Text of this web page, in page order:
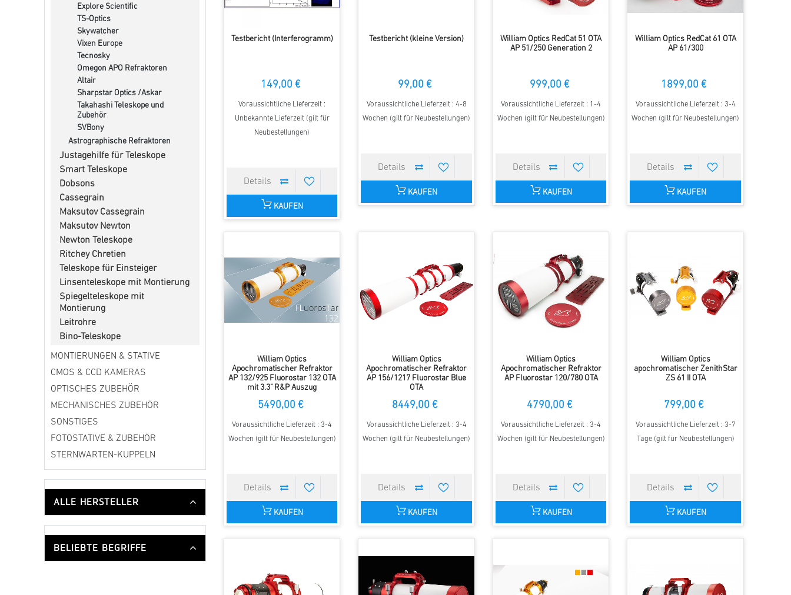
Explore Scientific
TS-Optics
Skywatcher
Vixen Europe
Tecnosky
Omegon APO Refraktoren
Altair
Sharpstar Optics /Askar
Takahashi Teleskope und
Zubehör
SVBony
Astrographische Refraktoren
Justagehilfe für Teleskope
Smart Teleskope
Dobsons
Cassegrain
Maksutov Cassegrain
Maksutov Newton
Newton Teleskope
Ritchey Chretien
Teleskope für Einsteiger
Linsenteleskope mit Montierung
Spiegelteleskope mit
Montierung
Leitrohre
Bino-Teleskope
MONTIERUNGEN & STATIVE
CMOS & CCD KAMERAS
OPTISCHES ZUBEHÖR
MECHANISCHES ZUBEHÖR
SONSTIGES
FOTOSTATIVE & ZUBEHÖR
STERNWARTEN-KUPPELN
ALLE HERSTELLER
BELIEBTE BEGRIFFE
Testbericht (Interferogramm)
149,00 €
Voraussichtliche Lieferzeit :
Unbekannte Lieferzeit (gilt für
Neubestellungen)
KAUFEN
Testbericht (kleine Version)
99,00 €
Voraussichtliche Lieferzeit : 4-8
Wochen (gilt für Neubestellungen)
KAUFEN
William Optics RedCat 51 OTA
AP 51/250 Generation 2
999,00 €
Voraussichtliche Lieferzeit : 1-4
Wochen (gilt für Neubestellungen)
KAUFEN
William Optics RedCat 61 OTA
AP 61/300
1899,00 €
Voraussichtliche Lieferzeit : 3-4
Wochen (gilt für Neubestellungen)
KAUFEN
William Optics
Apochromatischer Refraktor
AP 132/925 Fluorostar 132 OTA
mit 3.3" R&P Auszug
5490,00 €
Voraussichtliche Lieferzeit : 3-4
Wochen (gilt für Neubestellungen)
KAUFEN
William Optics
Apochromatischer Refraktor
AP 156/1217 Fluorostar Blue
OTA
8449,00 €
Voraussichtliche Lieferzeit : 3-4
Wochen (gilt für Neubestellungen)
KAUFEN
William Optics
Apochromatischer Refraktor
AP Fluorostar 120/780 OTA
4790,00 €
Voraussichtliche Lieferzeit : 3-4
Wochen (gilt für Neubestellungen)
KAUFEN
William Optics
apochromatischer ZenithStar
ZS 61 II OTA
799,00 €
Voraussichtliche Lieferzeit : 3-7
Tage (gilt für Neubestellungen)
KAUFEN